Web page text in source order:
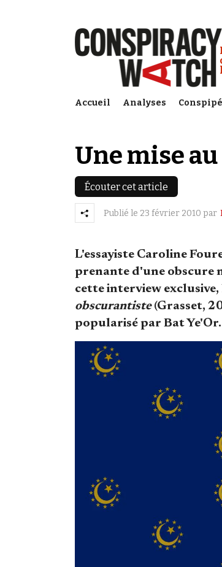
Accueil Analyses
Une mise
Écouter cet article
Publié le 23 février 2010 par
L'essayiste Caroline
prenante d'une obscure
cette interview
obscurantiste(Grasset,
popularisé par Bat Ye'Or.